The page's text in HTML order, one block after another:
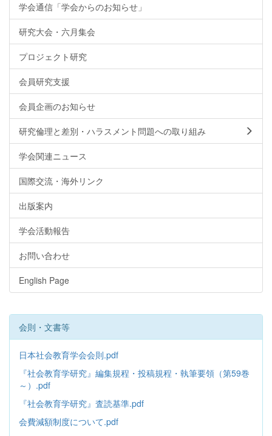
学会通信「学会からのお知らせ」
研究大会・六月集会
プロジェクト研究
会員研究支援
会員企画のお知らせ
研究倫理と差別・ハラスメント問題への取り組み
学会関連ニュース
国際交流・海外リンク
出版案内
学会活動報告
お問い合わせ
English Page
会則・文書等
日本社会教育学会会則.pdf
『社会教育学研究』編集規程・投稿規程・執筆要領（第59巻
～）.pdf
『社会教育学研究』査読基準.pdf
会費減額制度について.pdf